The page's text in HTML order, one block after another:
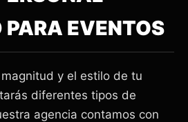
PARA EVENTOS
y el estilo de tu
diferentes tipos de
agencia contamos con